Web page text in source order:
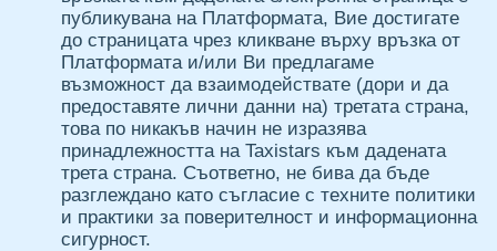
публикувана на Платформата, Вие достигате
до страницата чрез кликване върху връзка от
Платформата и/или Ви предлагаме
възможност да взаимодействате (дори и да
предоставяте лични данни на) третата страна,
това по никакъв начин не изразява
принадлежността на Taxistars към дадената
трета страна. Съответно, не бива да бъде
разглеждано като съгласие с техните политики
и практики за поверителност и информационна
сигурност.